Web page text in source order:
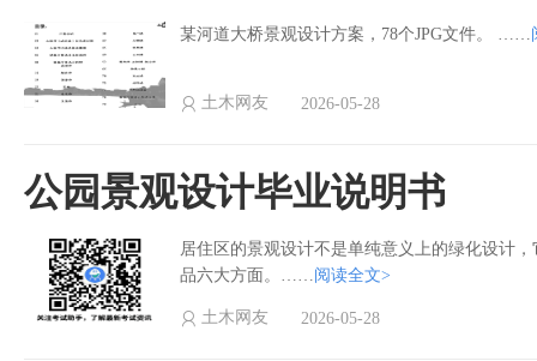
某河道大桥景观设计方案，78个JPG文件。 ……
土木网友 2026-05-28
公园景观设计毕业说明书
居住区的景观设计不是单纯意义上的绿化设计
品六大方面。……阅读全文>
土木网友 2026-05-28